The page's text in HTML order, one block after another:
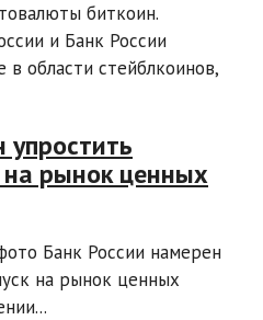
биткоин.
и Банк России
области стейблкоинов,
рынок ценных
Банк России намерен
на рынок ценных